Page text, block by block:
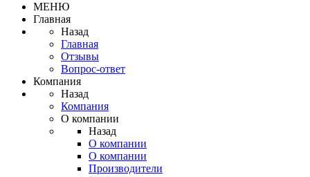
МЕНЮ
Главная
Назад
Главная
Отзывы
Вопрос-ответ
Компания
Назад
Компания
О компании
Назад
О компании
О компании
Производители